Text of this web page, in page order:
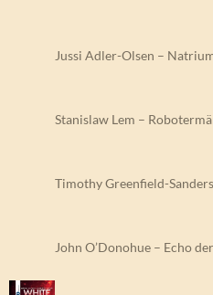
Jussi Adler-Olsen –
Stanislaw Lem –
Timothy Greenfield-
John O’Donohue – Echo